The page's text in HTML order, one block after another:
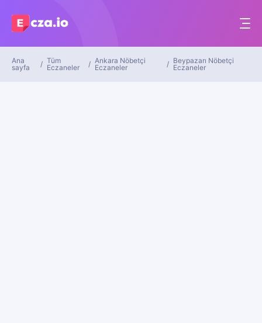
Ana
sayfa
Tüm
Eczaneler
Ankara Nöbetçi
Eczaneler
Beypazarı Nöbetçi
Eczaneler